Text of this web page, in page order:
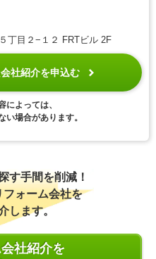
丁目２−１２ FRTビル 2F
社紹介を申込む
よっては、
い場合があります。
す手間を削減！
ォーム会社を
します。
社紹介を